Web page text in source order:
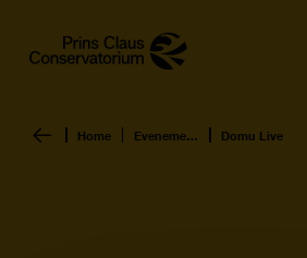
Home Evenementen overzicht Domu Live